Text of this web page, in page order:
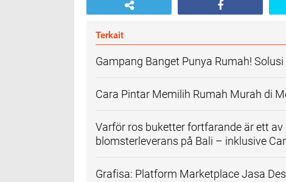
Terkait
Gampang Banget Punya Rumah!
Cara Pintar Memilih Rumah Murah di
Varför ros buketter fortfarande är ett
blomsterleverans på Bali – inklusive
Grafisa: Platform Marketplace Jasa